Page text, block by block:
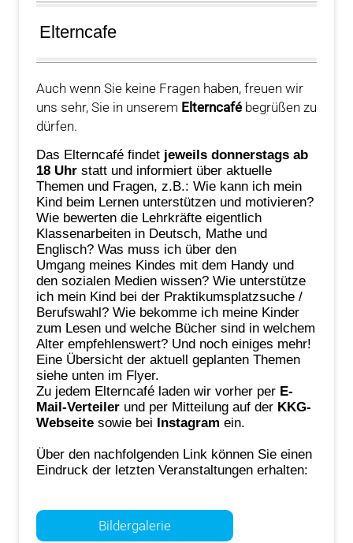
Elterncafe
Auch wenn Sie keine Fragen haben, freuen wir
uns sehr, Sie in unserem Elterncafébegrüßen zu
dürfen.
Das Elterncafé findet jeweils donnerstags ab
18 Uhrstatt und informiert über aktuelle
Themen und Fragen, z.B.: Wie kann ich mein
Kind beim Lernen unterstützen und motivieren?
Wie bewerten die Lehrkräfte eigentlich
Klassenarbeiten in Deutsch, Mathe und
Englisch? Was muss ich über den
Umgang meines Kindes mit dem Handy und
den sozialen Medien wissen? Wie unterstütze
ich mein Kind bei der Praktikumsplatzsuche /
Berufswahl? Wie bekomme ich meine Kinder
zum Lesen und welche Bücher sind in welchem
Alter empfehlenswert? Und noch einiges mehr!
Eine Übersicht der aktuell geplanten Themen
siehe unten im Flyer.
Zu jedem Elterncafé laden wir vorher per E-
Mail-Verteilerund per Mitteilung auf der KKG-
Webseite sowie bei Instagram ein.
Über den nachfolgenden Link können Sie einen
Eindruck der letzten Veranstaltungen erhalten:
Bildergalerie